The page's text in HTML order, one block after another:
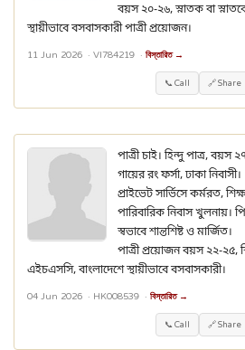
বয়স ২০-২৬, স্নাতক বা
স্থায়ীভাবে বসবাসকারী পাত্রী প্রয়োজন।
11 Jun 2026 · VI784219 · বিস্তারিত →
📞 Call 🔗 Share
পাত্রী চাই। হিন্দু পাত্র,
গায়ের রং ফর্সা, ঢাকা নিবাসী।
প্রাইভেট সার্ভিসে কর্মরত,
পারিবারিক নিবাস খুলনায়।
স্বভাবে শান্তশিষ্ট ও মার্জিত।
পাত্রী প্রয়োজন বয়স ২২-২৫,
এইচএসসি, বাংলাদেশে স্থায়ীভাবে বসবাসকারী।
04 Jun 2026 · HK008539 · বিস্তারিত →
📞 Call 🔗 Share